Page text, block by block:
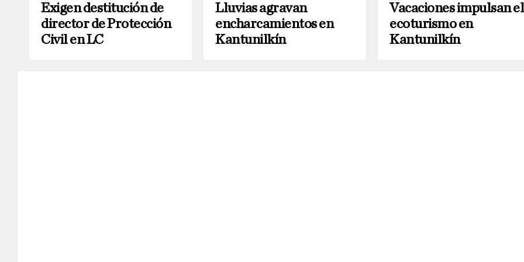
Exigen destitución de
director de Protección
Civil en LC
Lluvias agravan
encharcamientos en
Kantunilkín
Vacaciones impulsan el
ecoturismo en
Kantunilkín